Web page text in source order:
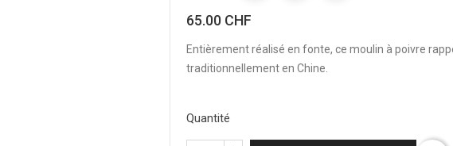
65.00 CHF
Entièrement réalisé en fonte, ce moulin à poivre
traditionnellement en Chine.
Quantité